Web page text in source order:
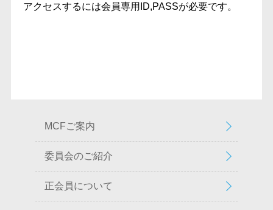
アクセスするには会員専用ID,PASSが必要です。
MCFご案内
委員会のご紹介
正会員について